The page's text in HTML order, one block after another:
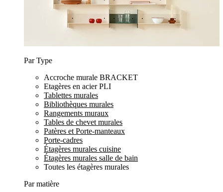
Par Type
Accroche murale BRACKET
Etagères en acier PLI
Tablettes murales
Bibliothèques murales
Rangements muraux
Tables de chevet murales
Patères et Porte-manteaux
Porte-cadres
Étagères murales cuisine
Étagères murales salle de bain
Toutes les étagères murales
Par matière